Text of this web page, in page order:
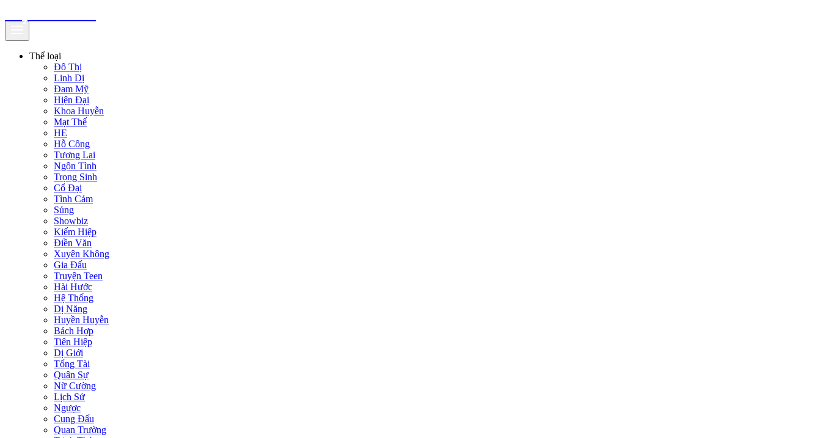
Thể loại
Đô Thị
Linh Dị
Đam Mỹ
Hiện Đại
Khoa Huyễn
Mạt Thế
HE
Hỗ Công
Tương Lai
Ngôn Tình
Trọng Sinh
Cổ Đại
Tình Cảm
Sủng
Showbiz
Kiếm Hiệp
Điền Văn
Xuyên Không
Gia Đấu
Truyện Teen
Hài Hước
Hệ Thống
Dị Năng
Huyền Huyễn
Bách Hợp
Tiên Hiệp
Dị Giới
Tổng Tài
Quân Sự
Nữ Cường
Lịch Sử
Ngược
Cung Đấu
Quan Trường